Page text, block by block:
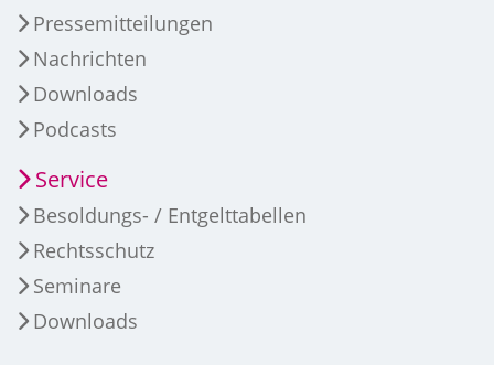
Pressemitteilungen
Nachrichten
Downloads
Podcasts
Service
Besoldungs- / Entgelttabellen
Rechtsschutz
Seminare
Downloads